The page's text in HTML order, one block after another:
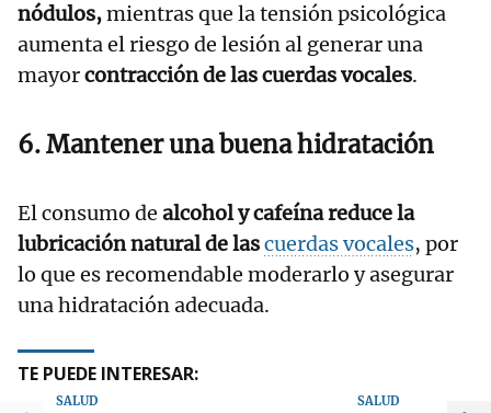
nódulos,mientras que la tensión psicológica
aumenta el riesgo de lesión al generar una
mayorcontracción de las cuerdas vocales.
6. Mantener una buena hidratación
El consumo de alcohol y cafeína reduce la
lubricación natural de lascuerdas vocales, por
lo que es recomendable moderarlo y asegurar
una hidratación adecuada.
TE PUEDE INTERESAR:
SALUD SALUD